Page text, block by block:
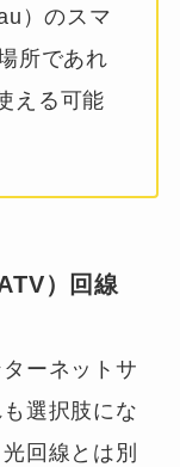
）のスマ
所であれ
える可能
）回線
ーネットサ
選択肢にな
回線とは別